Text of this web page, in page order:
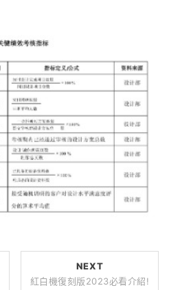
NEXT
紅白機復刻版2023必看介紹!